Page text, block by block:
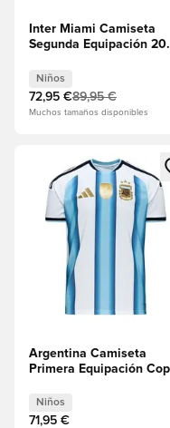
Inter Miami Camiseta
Segunda Equipación
Niños
72,95 €89,95 €
Muchos tamaños disponibles
Abre un modal para
Argentina Camiseta
Primera Equipación
Niños
71,95 €